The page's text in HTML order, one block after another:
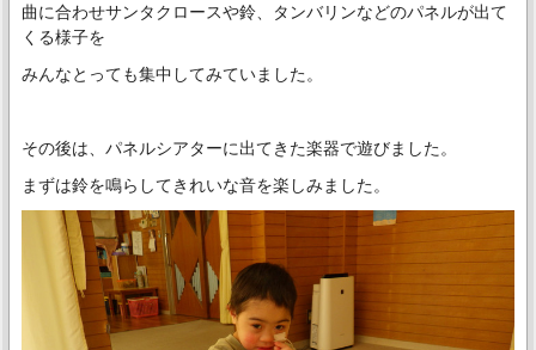
曲に合わせサンタクロースや鈴、タンバリンなどのパネルが出て
くる様子を
みんなとっても集中してみていました。
その後は、パネルシアターに出てきた楽器で遊びました。
まずは鈴を鳴らしてきれいな音を楽しみました。